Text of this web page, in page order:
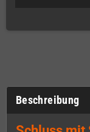
Beschreibung